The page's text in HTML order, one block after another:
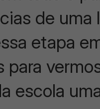
de
etapa
para
escola